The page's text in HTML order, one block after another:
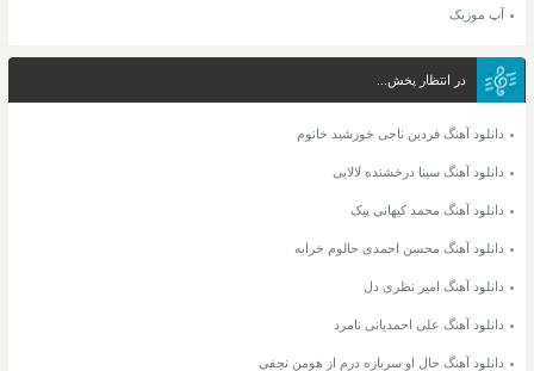
آپ موزیک
در انتظار پخش...
دانلود آهنگ فردین ناجی خورشید خانوم
دانلود آهنگ سینا درخشنده لالایی
دانلود آهنگ محمد کیهانی پیک
دانلود آهنگ محسن احمدی حالوم خرابه
دانلود آهنگ امیر نظری دل
دانلود آهنگ علی احمدیانی نامرد
دانلود آهنگ حال او سربازه درم از هومن نجفی